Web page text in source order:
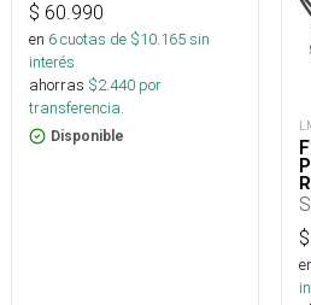
$ 60.990
en 6cuotas de $10.165sin
interés
ahorras $2.440 por
transferencia.
Disponible
$